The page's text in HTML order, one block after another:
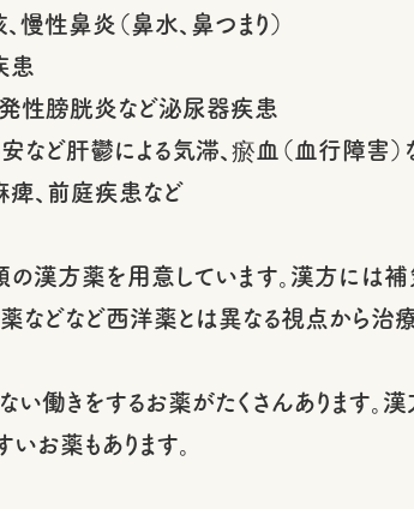
性鼻炎（鼻水、鼻つまり）
性膀胱炎など泌尿器疾患
など肝鬱による気滞、瘀血（血行障害）
、前庭疾患など
漢方薬を用意しています。漢方には
などなど西洋薬とは異なる視点から治療
い働きをするお薬がたくさんあります
お薬もあります。